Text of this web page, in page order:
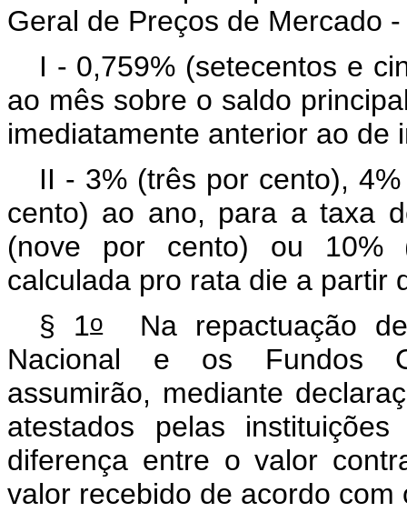
Geral de Preços de Mercado
I - 0,759% (setecentos e
ao mês sobre o saldo
imediatamente anterior ao de
II - 3% (três por cento),
cento) ao ano, para a taxa
(nove por cento) ou 10%
calculada pro rata die a partir
§ 1oNa repactuação de
Nacional e os Fundos
assumirão, mediante
atestados pelas
diferença entre o valor
valor recebido de acordo